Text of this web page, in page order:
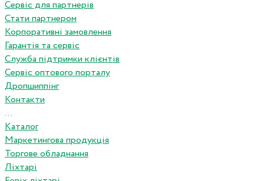
Сервіс для партнерів
Стати партнером
Корпоративні замовлення
Гарантія та сервіс
Служба підтримки клієнтів
Сервіс оптового порталу
Дропшиппінг
Контакти
...
Каталог
Маркетингова продукція
Торгове обладнання
Ліхтарі